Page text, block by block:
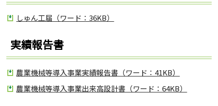
しゅん工届（ワード：36KB）
実績報告書
農業機械等導入事業実績報告書（ワード：41KB）
農業機械等導入事業出来高設計書（ワード：64KB）